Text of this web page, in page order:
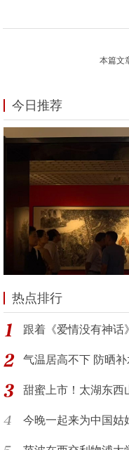
本篇文
今日推荐
热点排行
跟着《爱情没有神话
气温居高不下 防晒
甜蜜上市！太湖东
今晚一起来为中国姑